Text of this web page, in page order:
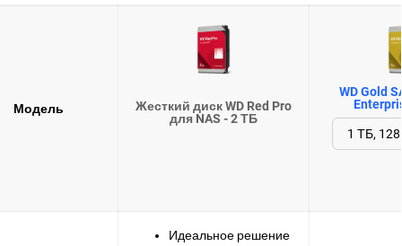
Модель
Жесткий диск WD Red Pro
для NAS - 2 ТБ
WD Gold
Идеальное решение